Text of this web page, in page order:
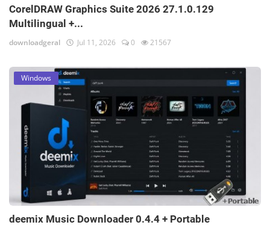
CorelDRAW Graphics Suite 2026 27.1.0.129
Multilingual +...
downloadgeral Jul 11, 2026 0 21567
Windows
deemix Music Downloader 0.4.4 + Portable